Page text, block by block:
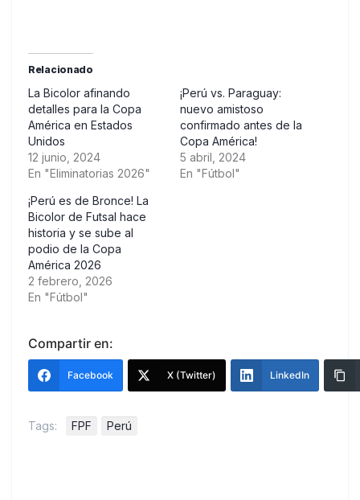
Relacionado
La Bicolor afinando
detalles para la Copa
América en Estados
Unidos
12 junio, 2024
En "Eliminatorias 2026"
¡Perú vs. Paraguay:
nuevo amistoso
confirmado antes de la
Copa América!
5 abril, 2024
En "Fútbol"
¡Perú es de Bronce! La
Bicolor de Futsal hace
historia y se sube al
podio de la Copa
América 2026
2 febrero, 2026
En "Fútbol"
Compartir en:
Facebook X (Twitter) LinkedIn
Tags: FPF Perú